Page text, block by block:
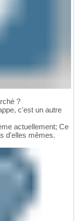
?
c'est un autre
actuellement; Ce
d'elles mêmes.